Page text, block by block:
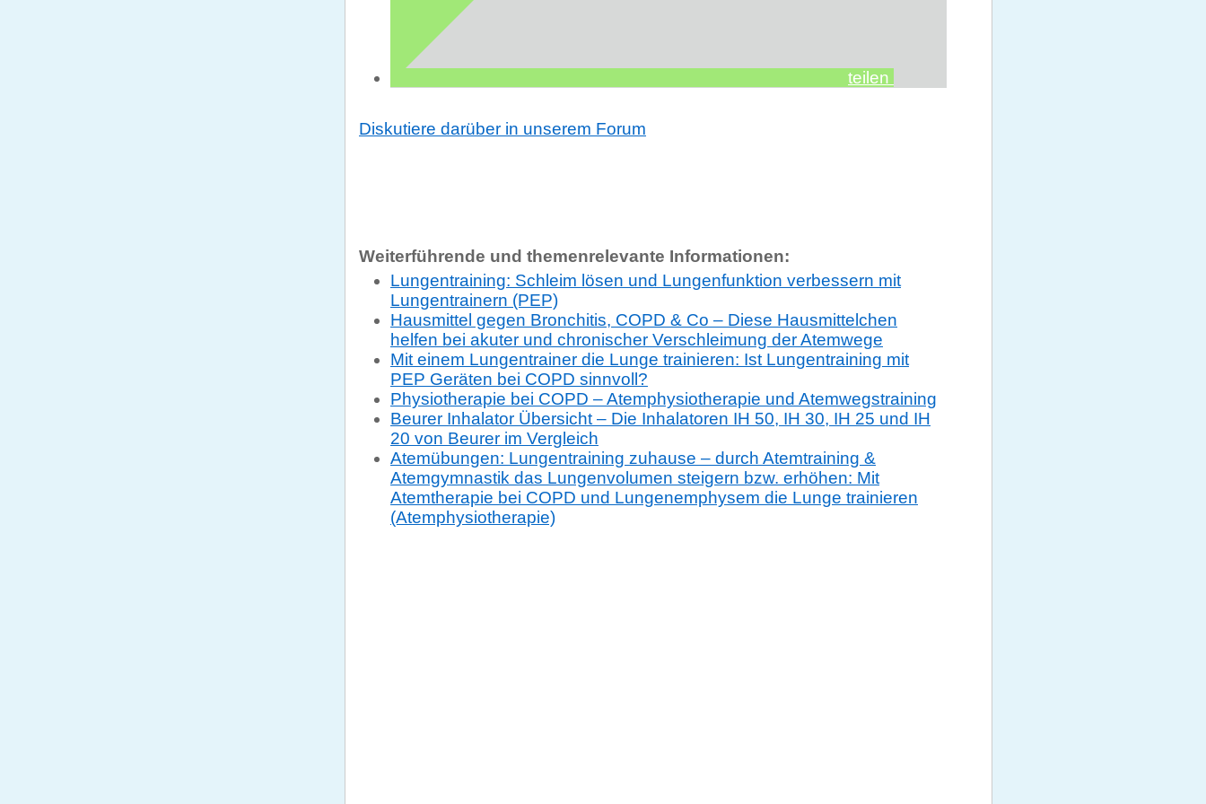
teilen
Diskutiere darüber in unserem Forum
Weiterführende und themenrelevante Informationen:
Lungentraining: Schleim lösen und Lungenfunktion verbessern mit
Lungentrainern (PEP)
Hausmittel gegen Bronchitis, COPD & Co – Diese Hausmittelchen
helfen bei akuter und chronischer Verschleimung der Atemwege
Mit einem Lungentrainer die Lunge trainieren: Ist Lungentraining mit
PEP Geräten bei COPD sinnvoll?
Physiotherapie bei COPD – Atemphysiotherapie und Atemwegstraining
Beurer Inhalator Übersicht – Die Inhalatoren IH 50, IH 30, IH 25 und IH
20 von Beurer im Vergleich
Atemübungen: Lungentraining zuhause – durch Atemtraining &
Atemgymnastik das Lungenvolumen steigern bzw. erhöhen: Mit
Atemtherapie bei COPD und Lungenemphysem die Lunge trainieren
(Atemphysiotherapie)